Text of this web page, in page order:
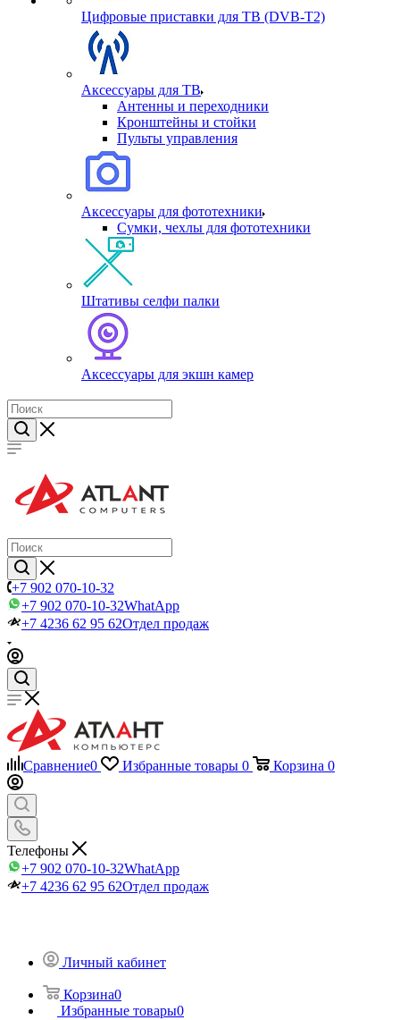
Цифровые приставки для ТВ (DVB-T2)
Аксессуары для ТВ
Антенны и переходники
Кронштейны и стойки
Пульты управления
Аксессуары для фототехники
Сумки, чехлы для фототехники
Штативы селфи палки
Аксессуары для экшн камер
+7 902 070-10-32
+7 902 070-10-32WhatApp
+7 4236 62 95 62Отдел продаж
Сравнение0 Избранные товары 0 Корзина 0
Телефоны
+7 902 070-10-32WhatApp
+7 4236 62 95 62Отдел продаж
Личный кабинет
Корзина0
Избранные товары0